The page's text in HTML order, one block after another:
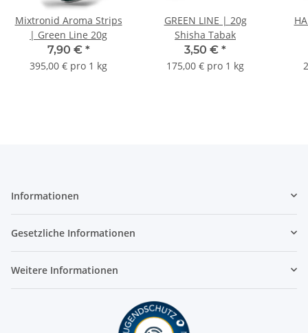
Mixtronid Aroma Strips
| Green Line 20g
7,90 € *
395,00 € pro 1 kg
GREEN LINE | 20g
Shisha Tabak
3,50 € *
175,00 € pro 1 kg
Informationen
Gesetzliche Informationen
Weitere Informationen